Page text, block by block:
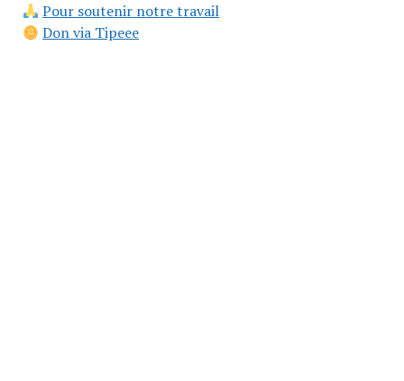
Pour soutenir notre travail
Don via Tipeee